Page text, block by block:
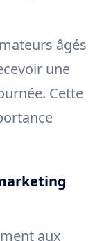
âgés
une
Cette
aux